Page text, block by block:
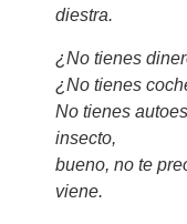
diestra.
¿No tienes
¿No tienes
No tienes
insecto,
bueno, no te
viene.